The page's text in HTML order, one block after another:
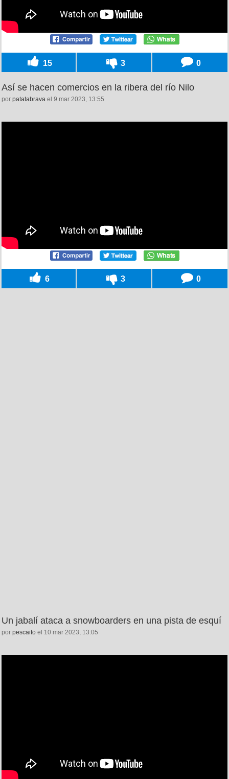
15 3 0
Así se hacen comercios en la ribera del río Nilo
por patatabrava el 9 mar 2023, 13:55
6 3 0
Un jabalí ataca a snowboarders en una pista de esquí
por pescaito el 10 mar 2023, 13:05